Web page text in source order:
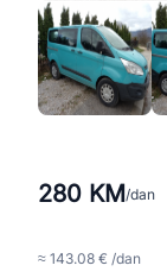
280 KM/dan
≈ 143.08 € /dan